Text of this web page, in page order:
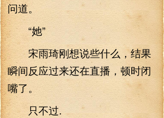
问道。
“她”
宋雨琦刚想说些什么，结果
瞬间反应过来还在直播，顿时闭
嘴了。
只不过.